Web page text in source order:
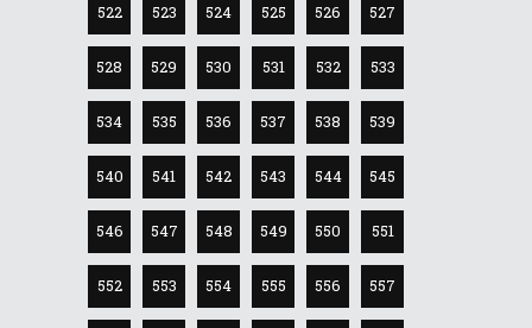
522 523 524 525 526 527
528 529 530 531 532 533
534 535 536 537 538 539
540 541 542 543 544 545
546 547 548 549 550 551
552 553 554 555 556 557